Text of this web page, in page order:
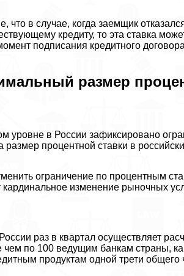
что в случае, когда заемщик
кредиту, то эта ставка
подписания кредитного
размер
уровне в России зафиксировано
процентной ставки в
ограничение по процентным
кардинальное изменение рыночных
раз в квартал осуществляет
чем по 100 ведущим банкам страны,
продуктам одной трети общего